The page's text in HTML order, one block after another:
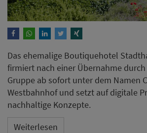
Das ehemalige Boutiquehotel
firmiert nach einer Übernahme
Gruppe ab sofort unter dem Namen
Westbahnhof und setzt auf digitale
nachhaltige Konzepte.
Weiterlesen